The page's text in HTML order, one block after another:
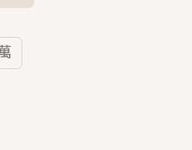
後成了野人娘子》你